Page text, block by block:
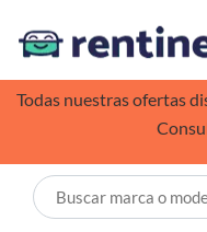
Todas nuestras ofertas